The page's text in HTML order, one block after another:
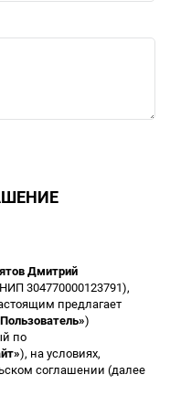
Дмитрий
304770000123791),
предлагает
)
по
), на условиях,
соглашении (далее